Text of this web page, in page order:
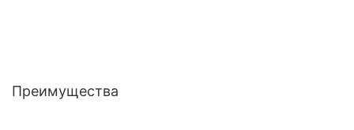
Преимущества